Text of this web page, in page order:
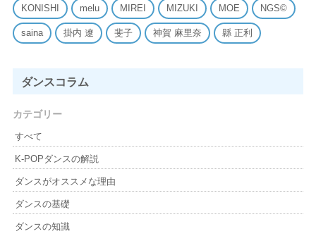
KONISHI melu MIREI MIZUKI MOE NGS©
saina 掛内 遼 斐子 神賀 麻里奈 縣 正利
ダンスコラム
カテゴリー
すべて
K-POPダンスの解説
ダンスがオススメな理由
ダンスの基礎
ダンスの知識